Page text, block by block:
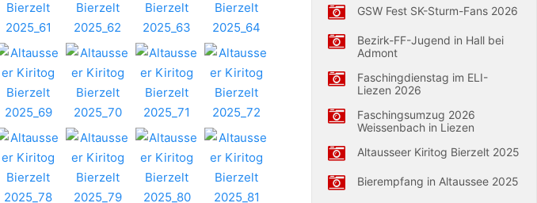
GSW Fest SK-Sturm-Fans 2026
Bezirk-FF-Jugend in Hall bei
Admont
Faschingdienstag im ELI-
Liezen 2026
Faschingsumzug 2026
Weissenbach in Liezen
Altausseer Kiritog Bierzelt 2025
Bierempfang in Altaussee 2025